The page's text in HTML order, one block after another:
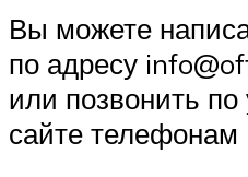
Вы можете
по адресу
или позвонить
сайте телефонам